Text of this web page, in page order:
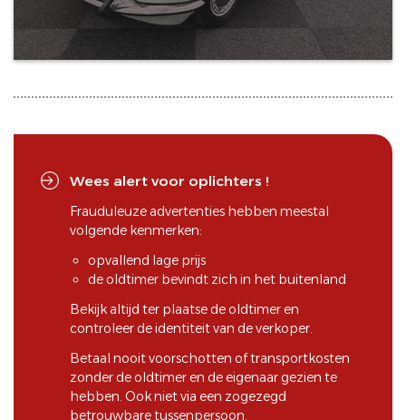
Wees alert voor oplichters !
Frauduleuze advertenties hebben meestal
volgende kenmerken:
opvallend lage prijs
de oldtimer bevindt zich in het buitenland
Bekijk altijd ter plaatse de oldtimer en
controleer de identiteit van de verkoper.
Betaal nooit voorschotten of transportkosten
zonder de oldtimer en de eigenaar gezien te
hebben. Ook niet via een zogezegd
betrouwbare tussenpersoon.